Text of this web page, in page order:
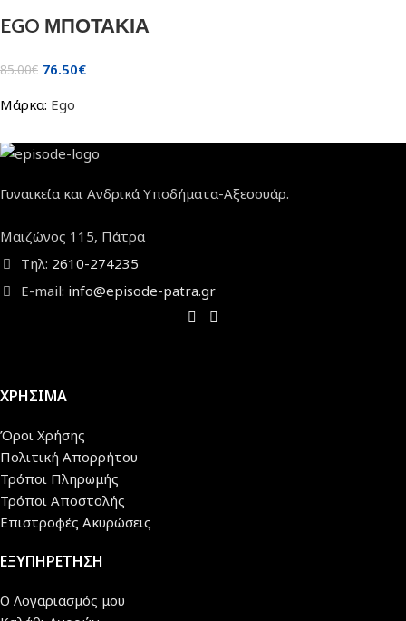
EGO ΜΠΟΤΑΚΙΑ
85.00€ 76.50€
Μάρκα: Ego
Γυναικεία και Ανδρικά Υποδήματα-Αξεσουάρ.
Μαιζώνος 115, Πάτρα
Τηλ: 2610-274235
E-mail: info@episode-patra.gr
ΧΡΗΣΙΜΑ
Όροι Χρήσης
Πολιτική Απορρήτου
Τρόποι Πληρωμής
Τρόποι Αποστολής
Επιστροφές Ακυρώσεις
ΕΞΥΠΗΡΕΤΗΣΗ
Ο Λογαριασμός μου